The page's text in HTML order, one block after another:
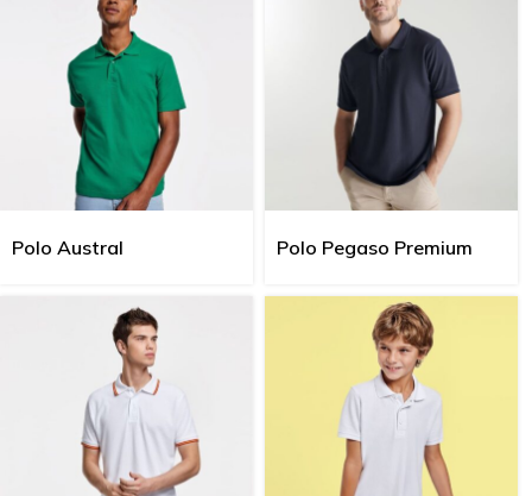
Polo Austral Polo Pegaso Premium